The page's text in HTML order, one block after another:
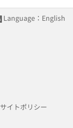
Language：English
サイトポリシー